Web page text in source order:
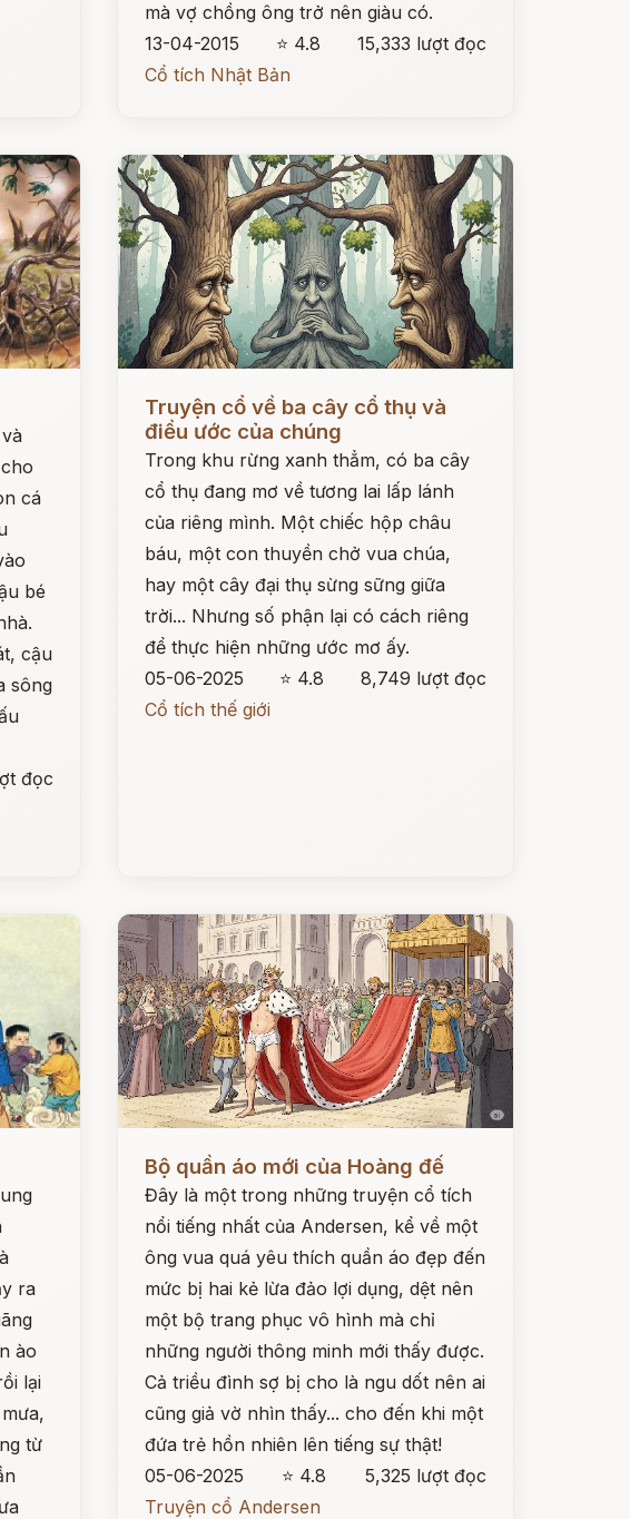
mà vợ chồng ông trở nên giàu có.
13-04-2015
⭐ 4.8
15,333 lượt đọc
Cổ tích Nhật Bản
cá
bé
cậu
sông
đọc
Truyện cổ về ba cây cổ thụ và
điều ước của chúng
Trong khu rừng xanh thẳm, có ba cây
cổ thụ đang mơ về tương lai lấp lánh
của riêng mình. Một chiếc hộp châu
báu, một con thuyền chở vua chúa,
hay một cây đại thụ sừng sững giữa
trời... Nhưng số phận lại có cách riêng
để thực hiện những ước mơ ấy.
05-06-2025
⭐ 4.8
8,749 lượt đọc
Cổ tích thế giới
ra
ào
lại
từ
Bộ quần áo mới của Hoàng đế
Đây là một trong những truyện cổ tích
nổi tiếng nhất của Andersen, kể về một
ông vua quá yêu thích quần áo đẹp đến
mức bị hai kẻ lừa đảo lợi dụng, dệt nên
một bộ trang phục vô hình mà chỉ
những người thông minh mới thấy được.
Cả triều đình sợ bị cho là ngu dốt nên ai
cũng giả vờ nhìn thấy... cho đến khi một
đứa trẻ hồn nhiên lên tiếng sự thật!
05-06-2025
⭐ 4.8
5,325 lượt đọc
Truyện cổ Andersen